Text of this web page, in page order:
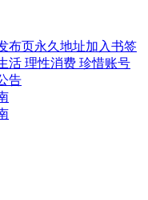
布页永久地址加入书签
活 理性消费 珍惜账号
告